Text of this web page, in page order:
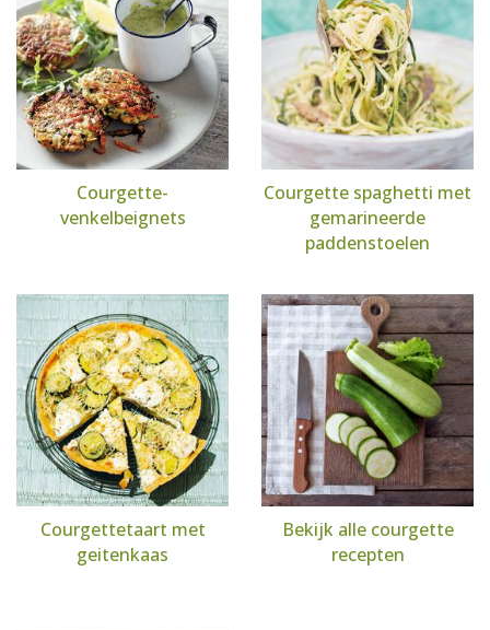
Courgette-
venkelbeignets
Courgette spaghetti met
gemarineerde
paddenstoelen
Courgettetaart met
geitenkaas
Bekijk alle courgette
recepten